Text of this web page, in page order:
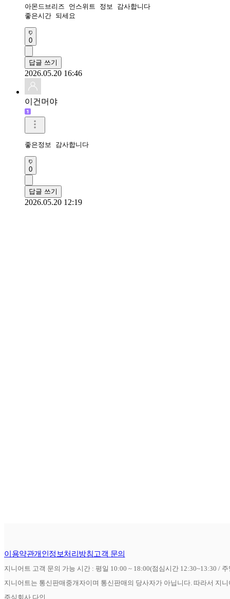
아몬드브리즈 언스위트 정보 감사합니다
좋은시간 되세요
0
답글 쓰기
2026.05.20 16:46
이건머야
좋은정보 감사합니다
0
답글 쓰기
2026.05.20 12:19
이용약관개인정보처리방침고객 문의
지니어트 고객 문의 가능 시간 : 평일 10:00 ~ 18:00(점심시간 12:30~13:30 /
지니어트는 통신판매중개자이며 통신판매의 당사자가 아닙니다. 따라서 지
주식회사 다인